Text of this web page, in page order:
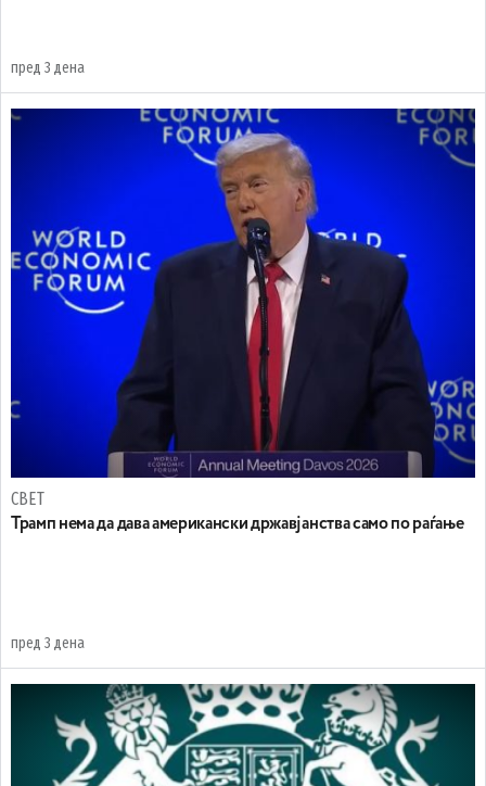
пред 3 дена
СВЕТ
Трамп нема да дава американски државјанства само по раѓање
пред 3 дена